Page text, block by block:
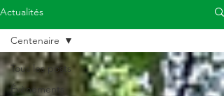
Actualités
Tous les posts
Évènements
Centenaire